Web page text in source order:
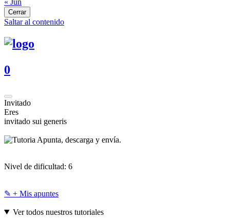
« Jun
Cerrar
Saltar al contenido
0
Invitado
Eres
invitado sui generis
Apunta, descarga y envía.
Nivel de dificultad: 6
✎ + Mis apuntes
Ver todos nuestros tutoriales